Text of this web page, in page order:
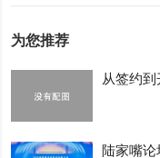
为您推荐
从签约
陆家嘴